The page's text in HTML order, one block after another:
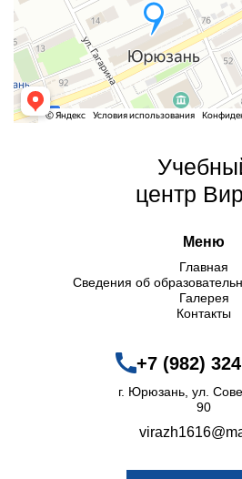
центр
Меню
Главная
Сведения об
Галерея
Контакты
+7 (982)
г. Юрюзань, ул.
90